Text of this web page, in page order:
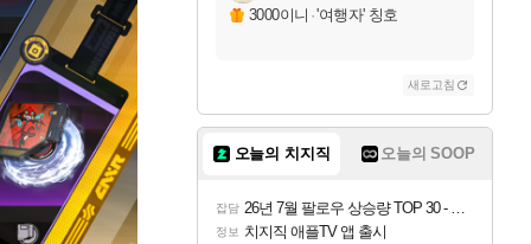
3000이니 ·'여행자' 칭호
새로고침
오늘의 치지직 오늘의 SOOP
잡담 26년 7월 팔로우 상승량 TOP 30 - 월간 치지직
정보 치지직 애플TV 앱 출시